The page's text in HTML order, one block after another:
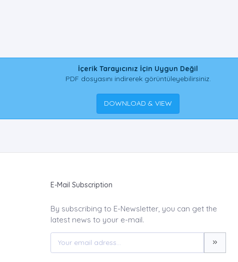
İçerik Tarayıcınız İçin Uygun Değil
PDF dosyasını indirerek görüntüleyebilirsiniz.
DOWNLOAD & VIEW
E-Mail Subscription
By subscribing to E-Newsletter, you can get the
latest news to your e-mail.